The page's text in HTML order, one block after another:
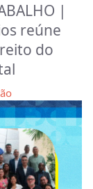
|
reúne
do